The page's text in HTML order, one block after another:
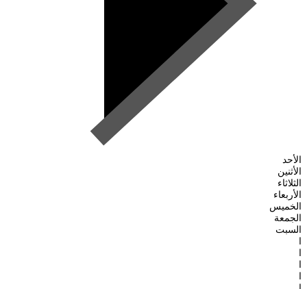
الأحد
الأثنين
الثلاثاء
الأربعاء
الخميس
الجمعة
السبت
ا
ا
ا
ا